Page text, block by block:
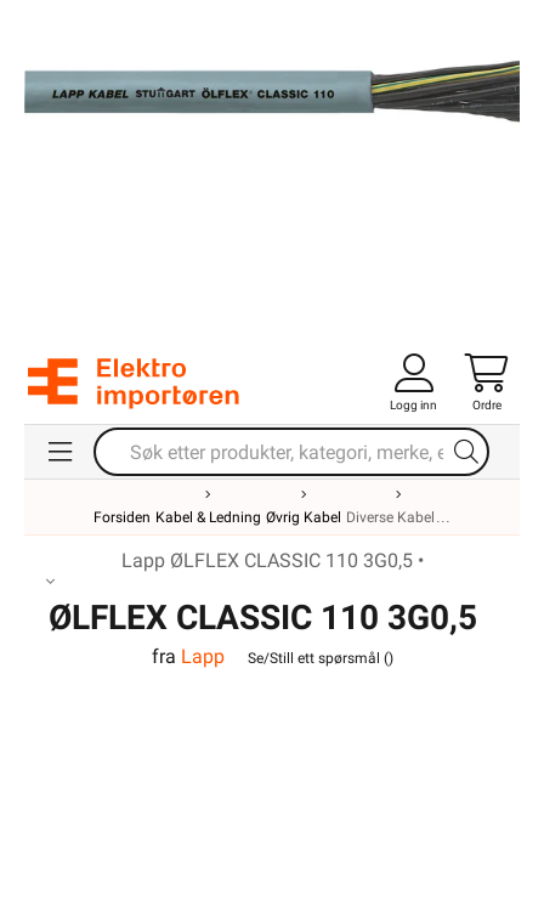
Logg inn Ordre
Forsiden Kabel & Ledning Øvrig Kabel Diverse Kabel
Lapp ØLFLEX CLASSIC 110 3G0,5 •
ØLFLEX CLASSIC 110 3G0,5
fra Lapp Se/Still ett spørsmål ()